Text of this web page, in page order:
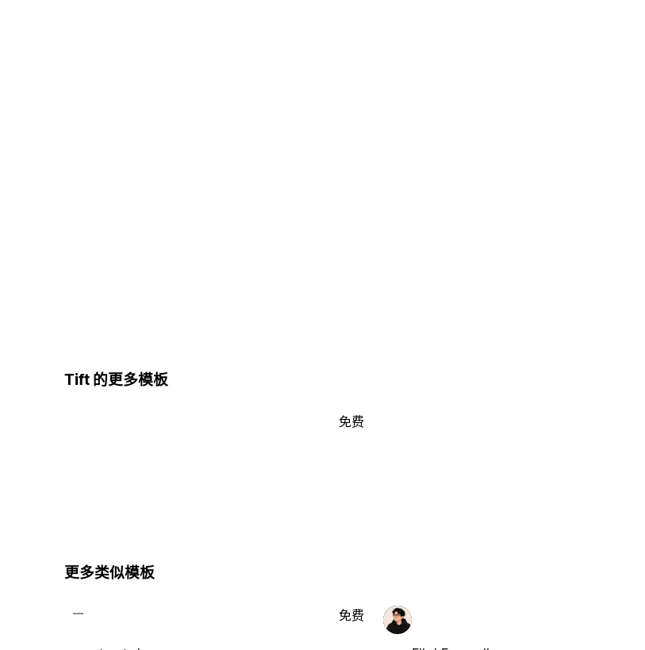
Tift 的更多模板
免费
更多类似模板
免费